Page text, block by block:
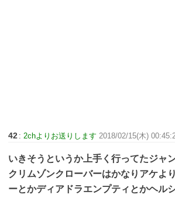
42 : 2chよりお送りします 2018/02/15(木)
いきそうというか上手く行ってたジャン
クリムゾンクローバーはかなりアケよ
ーとかディアドラエンプティとかヘル